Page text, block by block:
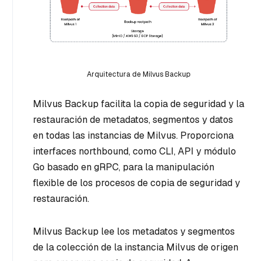
Arquitectura de Milvus Backup
Milvus Backup facilita la copia de seguridad y la
restauración de metadatos, segmentos y datos
en todas las instancias de Milvus. Proporciona
interfaces northbound, como CLI, API y módulo
Go basado en gRPC, para la manipulación
flexible de los procesos de copia de seguridad y
restauración.
Milvus Backup lee los metadatos y segmentos
de la colección de la instancia Milvus de origen